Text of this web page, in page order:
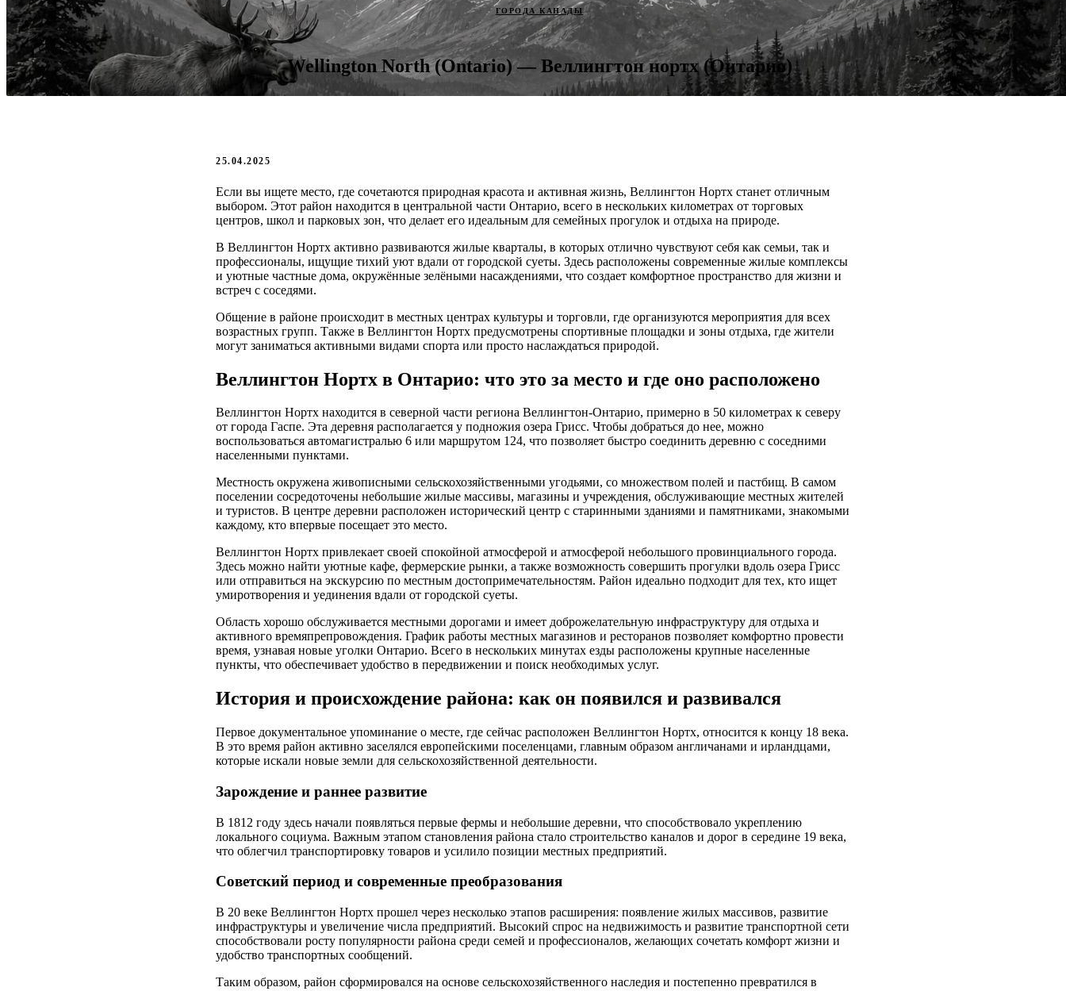
ГОРОДА КАНАДЫ
Wellington North (Ontario) — Веллингтон нортх (Онтарио)
25.04.2025
Если вы ищете место, где сочетаются природная красота и активная жизнь, Веллингтон Нортх станет отличным
выбором. Этот район находится в центральной части Онтарио, всего в нескольких километрах от торговых
центров, школ и парковых зон, что делает его идеальным для семейных прогулок и отдыха на природе.
В Веллингтон Нортх активно развиваются жилые кварталы, в которых отлично чувствуют себя как семьи, так и
профессионалы, ищущие тихий уют вдали от городской суеты. Здесь расположены современные жилые комплексы
и уютные частные дома, окружённые зелёными насаждениями, что создает комфортное пространство для жизни и
встреч с соседями.
Общение в районе происходит в местных центрах культуры и торговли, где организуются мероприятия для всех
возрастных групп. Также в Веллингтон Нортх предусмотрены спортивные площадки и зоны отдыха, где жители
могут заниматься активными видами спорта или просто наслаждаться природой.
Веллингтон Нортх в Онтарио: что это за место и где оно расположено
Веллингтон Нортх находится в северной части региона Веллингтон-Онтарио, примерно в 50 километрах к северу
от города Гаспе. Эта деревня располагается у подножия озера Грисс. Чтобы добраться до нее, можно
воспользоваться автомагистралью 6 или маршрутом 124, что позволяет быстро соединить деревню с соседними
населенными пунктами.
Местность окружена живописными сельскохозяйственными угодьями, со множеством полей и пастбищ. В самом
поселении сосредоточены небольшие жилые массивы, магазины и учреждения, обслуживающие местных жителей
и туристов. В центре деревни расположен исторический центр с старинными зданиями и памятниками, знакомыми
каждому, кто впервые посещает это место.
Веллингтон Нортх привлекает своей спокойной атмосферой и атмосферой небольшого провинциального города.
Здесь можно найти уютные кафе, фермерские рынки, а также возможность совершить прогулки вдоль озера Грисс
или отправиться на экскурсию по местным достопримечательностям. Район идеально подходит для тех, кто ищет
умиротворения и уединения вдали от городской суеты.
Область хорошо обслуживается местными дорогами и имеет доброжелательную инфраструктуру для отдыха и
активного времяпрепровождения. График работы местных магазинов и ресторанов позволяет комфортно провести
время, узнавая новые уголки Онтарио. Всего в нескольких минутах езды расположены крупные населенные
пункты, что обеспечивает удобство в передвижении и поиск необходимых услуг.
История и происхождение района: как он появился и развивался
Первое документальное упоминание о месте, где сейчас расположен Веллингтон Нортх, относится к концу 18 века.
В это время район активно заселялся европейскими поселенцами, главным образом англичанами и ирландцами,
которые искали новые земли для сельскохозяйственной деятельности.
Зарождение и раннее развитие
В 1812 году здесь начали появляться первые фермы и небольшие деревни, что способствовало укреплению
локального социума. Важным этапом становления района стало строительство каналов и дорог в середине 19 века,
что облегчил транспортировку товаров и усилило позиции местных предприятий.
Советский период и современные преобразования
В 20 веке Веллингтон Нортх прошел через несколько этапов расширения: появление жилых массивов, развитие
инфраструктуры и увеличение числа предприятий. Высокий спрос на недвижимость и развитие транспортной сети
способствовали росту популярности района среди семей и профессионалов, желающих сочетать комфорт жизни и
удобство транспортных сообщений.
Таким образом, район сформировался на основе сельскохозяйственного наследия и постепенно превратился в